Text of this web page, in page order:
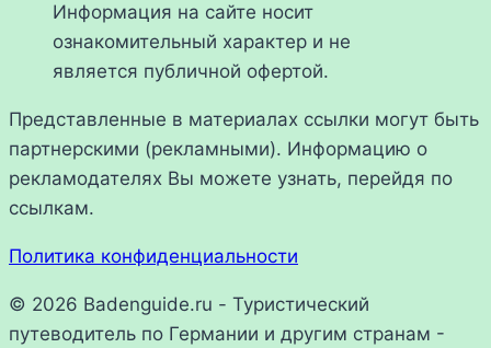
Информация на сайте носит
ознакомительный характер и не
является публичной офертой.
Представленные в материалах ссылки могут быть
партнерскими (рекламными). Информацию о
рекламодателях Вы можете узнать, перейдя по
ссылкам.
Политика конфиденциальности
© 2026 Badenguide.ru - Туристический
путеводитель по Германии и другим странам -